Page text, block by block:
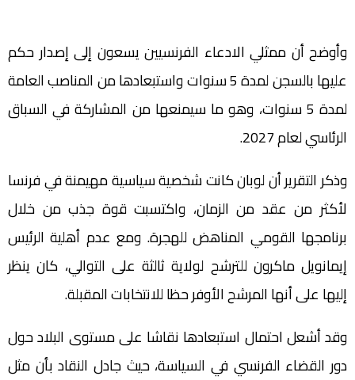
وأوضح أن ممثلي الادعاء الفرنسيين يسعون إلى إصدار حكم
عليها بالسجن لمدة 5 سنوات واستبعادها من المناصب العامة
لمدة 5 سنوات، وهو ما سيمنعها من المشاركة في السباق
الرئاسي لعام 2027.
وذكر التقرير أن لوبان كانت شخصية سياسية مهيمنة في فرنسا
لأكثر من عقد من الزمان، واكتسبت قوة جذب من خلال
برنامجها القومي المناهض للهجرة. ومع عدم أهلية الرئيس
إيمانويل ماكرون للترشح لولاية ثالثة على التوالي، كان ينظر
إليها على أنها المرشح الأوفر حظا للانتخابات المقبلة.
وقد أشعل احتمال استبعادها نقاشا على مستوى البلاد حول
دور القضاء الفرنسي في السياسة، حيث جادل النقاد بأن مثل